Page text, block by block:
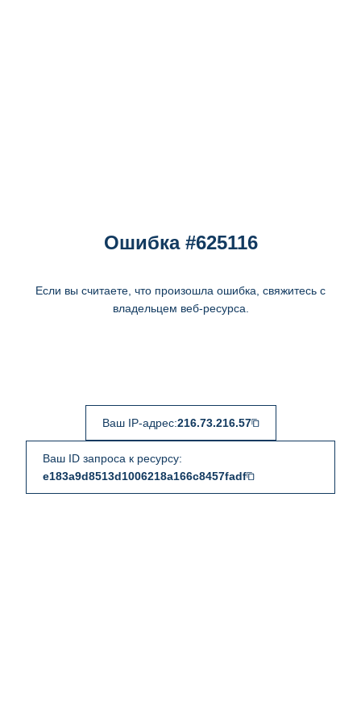
Ошибка #625116
Если вы считаете, что произошла ошибка, свяжитесь с
владельцем веб-ресурса.
Ваш IP-адрес:216.73.216.57
Ваш ID запроса к ресурсу:
e183a9d8513d1006218a166c8457fadf